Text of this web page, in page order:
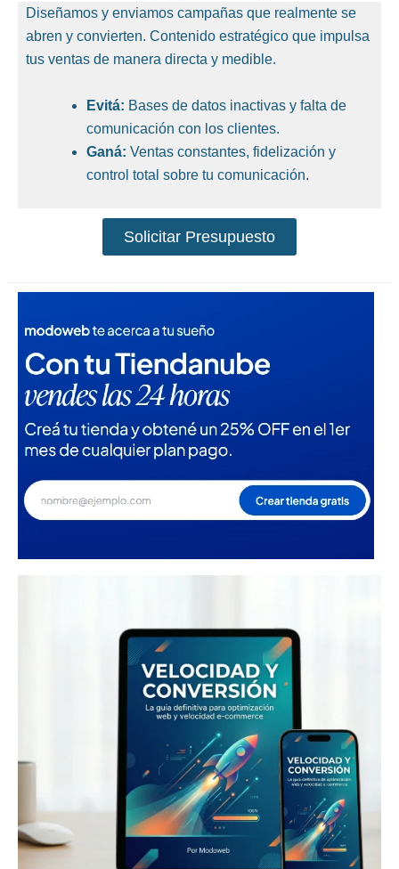
Diseñamos y enviamos campañas que realmente se
abren y convierten. Contenido estratégico que impulsa
tus ventas de manera directa y medible.
Evitá: Bases de datos inactivas y falta de
comunicación con los clientes.
Ganá: Ventas constantes, fidelización y
control total sobre tu comunicación.
Solicitar Presupuesto